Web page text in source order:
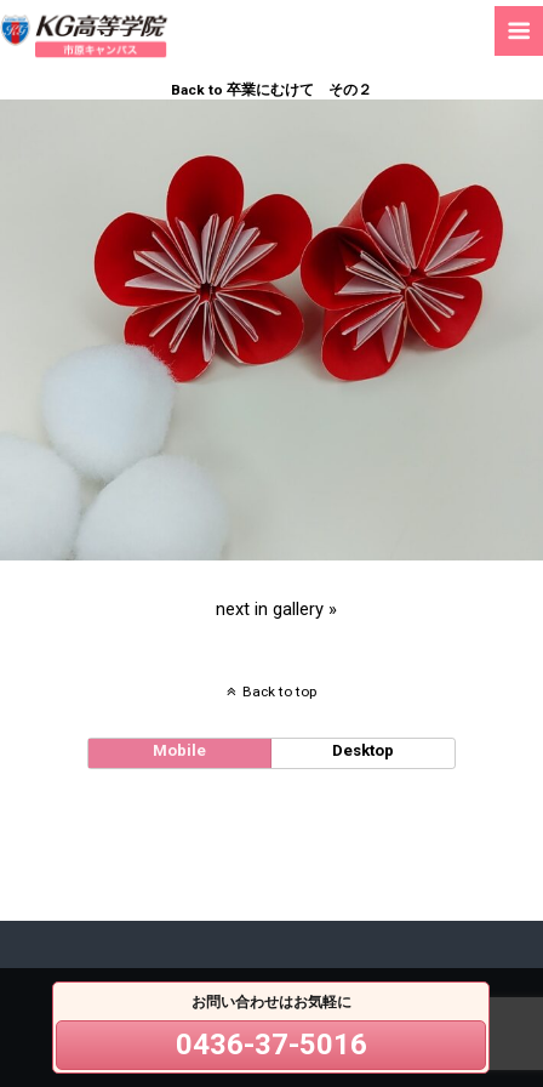
Back to 卒業にむけて その２
next in gallery »
Back to top
Mobile Desktop
お問い合わせはお気軽に
0436-37-5016